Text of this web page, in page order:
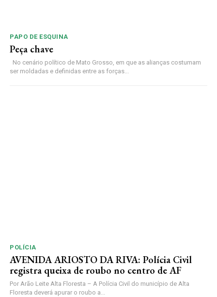
PAPO DE ESQUINA
Peça chave
No cenário político de Mato Grosso, em que as alianças costumam
ser moldadas e definidas entre as forças...
POLÍCIA
AVENIDA ARIOSTO DA RIVA: Polícia Civil
registra queixa de roubo no centro de AF
Por Arão Leite Alta Floresta – A Polícia Civil do município de Alta
Floresta deverá apurar o roubo a...